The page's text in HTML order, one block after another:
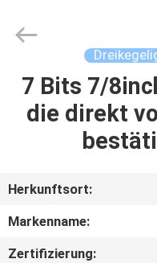
HAUS
PRODUKTE
ÜBER
UNS
Copyright
Yichuan
Equipment
7 Bits 7/
die direkt
Herkunftsort:
Markenname:
Zertifizierung: